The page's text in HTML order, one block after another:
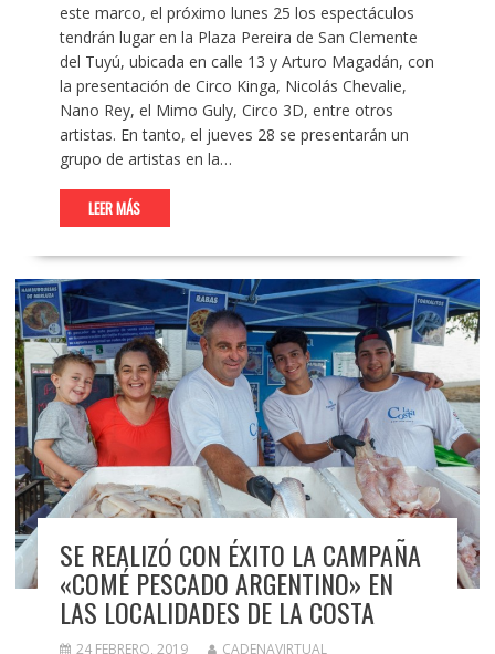
este marco, el próximo lunes 25 los espectáculos
tendrán lugar en la Plaza Pereira de San Clemente
del Tuyú, ubicada en calle 13 y Arturo Magadán, con
la presentación de Circo Kinga, Nicolás Chevalie,
Nano Rey, el Mimo Guly, Circo 3D, entre otros
artistas. En tanto, el jueves 28 se presentarán un
grupo de artistas en la…
LEER MÁS
SE REALIZÓ CON ÉXITO LA CAMPAÑA
«COMÉ PESCADO ARGENTINO» EN
LAS LOCALIDADES DE LA COSTA
24 FEBRERO, 2019 CADENAVIRTUAL